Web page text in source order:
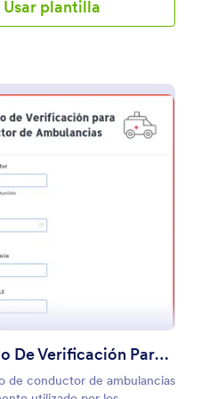
incluir todo tipo de detalles,
esta plantilla para saber
formulario de Inspección de
en minutos, sin diseño
de tener conocimientos de
incluso integrar este
para así permitir a las
de manera online e imprimir
la factura en vuestro
casa. Únicamente necesitáis
y probar de manera gratuita
necesidad de código!
Usar plantilla
Vista previa : Formulario
Formulario De Verificación Para Conductor De Ambulancias
de conductor de ambulancias